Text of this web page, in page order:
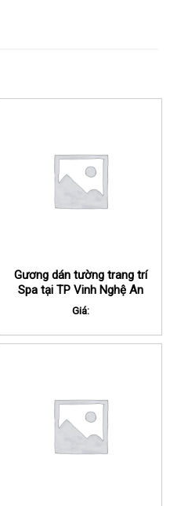
Gương dán tường trang trí
Spa tại TP Vinh Nghệ An
Giá: